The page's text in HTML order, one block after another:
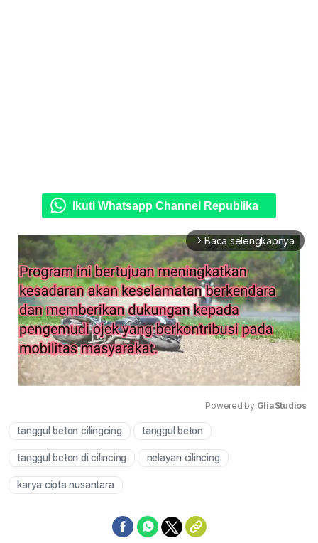
Ikuti Whatsapp Channel Republika
arrow_forward_ios Baca selengkapnya
Powered by GliaStudios
tanggul beton cilingcing tanggul beton
tanggul beton di cilincing nelayan cilincing
karya cipta nusantara